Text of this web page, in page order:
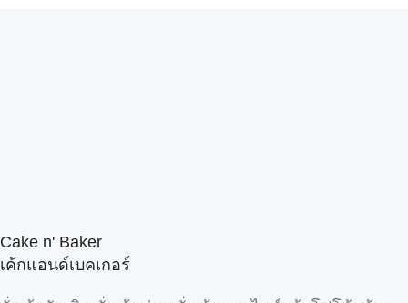
Cake n' Baker
เค้กแอนด์เบคเกอร์